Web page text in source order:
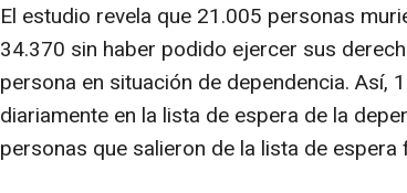
El estudio revela que 21.005 personas
34.370 sin haber podido ejercer sus
persona en situación de dependencia. Así,
diariamente en la lista de espera de la
personas que salieron de la lista de